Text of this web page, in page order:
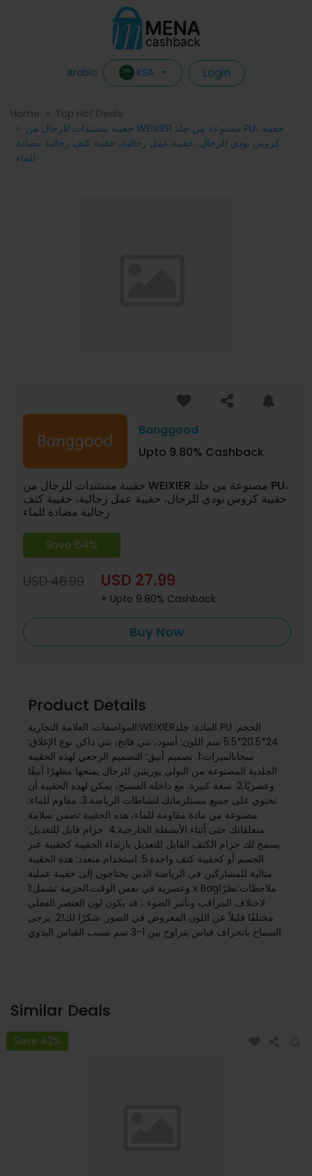
Arabic KSA Login
Home
Top Hot Deals
حقيبة مستندات للرجال من WEIXIER مصنوعة من جلد PU، حقيبة
كروس بودي للرجال، حقيبة عمل رجالية، حقيبة كتف رجالية مضادة
للماء
Banggood
Upto 9.80% Cashback
حقيبة مستندات للرجال من WEIXIER مصنوعة من جلد PU،
حقيبة كروس بودي للرجال، حقيبة عمل رجالية، حقيبة كتف
رجالية مضادة للماء
Save 64%
USD 46.99 USD 27.99
+ Upto 9.80% Cashback
Buy Now
Product Details
المواصفات: العلامة التجارية:WEIXIERالمادة: جلد PU الحجم:
24*20.5*5.5 سم اللون: أسود، بني فاتح، بني داكن نوع الإغلاق:
سحابالميزات:1. تصميم أنيق: التصميم الرجعي لهذه الحقيبة
الجلدية المصنوعة من البولي يوريثين للرجال يمنحها مظهرًا أنيقًا
وعصريًا.2. سعة كبيرة: مع داخله الفسيح، يمكن لهذه الحقيبة أن
تحتوي على جميع مستلزماتك لنشاطات الرياضة.3. مقاوم للماء:
مصنوعة من مادة مقاومة للماء، هذه الحقيبة تضمن سلامة
متعلقاتك حتى أثناء الأنشطة الخارجية.4. حزام قابل للتعديل:
يسمح لك حزام الكتف القابل للتعديل بارتداء الحقيبة كحقيبة عبر
الجسم أو كحقيبة كتف واحدة.5. استخدام متعدد: هذه الحقيبة
مثالية للمشاركين في الرياضة الذين يحتاجون إلى حقيبة عملية
وعصرية في نفس الوقت.الحزمة تشمل:1 x Bagملاحظات:نظرًا
لاختلاف المراقب وتأثير الضوء ، قد يكون لون العنصر الفعلي
مختلفًا قليلاً عن اللون المعروض في الصور. شكرًا لك!2. يرجى
السماح بانحراف قياس يتراوح بين 1-3 سم بسبب القياس اليدوي.
Similar Deals
Save 43%